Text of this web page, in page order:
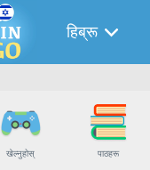
हिब्रू
खेल्नुहोस् पाठहरू